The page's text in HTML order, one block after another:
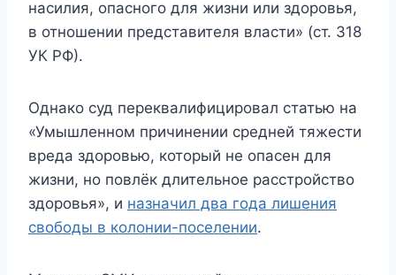
насилия, опасного для жизни или здоровья,
в отношении представителя власти» (ст. 318
УК РФ).
Однако суд переквалифицировал статью на
«Умышленном причинении средней тяжести
вреда здоровью, который не опасен для
жизни, но повлёк длительное расстройство
здоровья», и назначил два года лишения
свободы в колонии-поселении.